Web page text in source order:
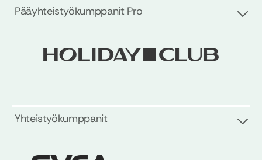
Pääyhteistyökumppanit Pro
Yhteistyökumppanit